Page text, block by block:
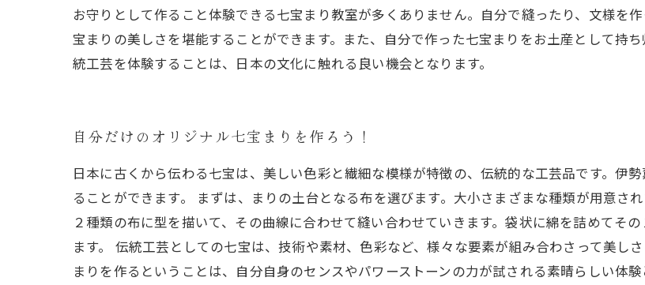
お守りとして作ること体験できる七宝まり教室が多くありません。自分で縫ったり、文様を
宝まりの美しさを堪能することができます。また、自分で作った七宝まりをお土産として持
統工芸を体験することは、日本の文化に触れる良い機会となります。
自分だけのオリジナル七宝まりを作ろう！
日本に古くから伝わる七宝は、美しい色彩と繊細な模様が特徴の、伝統的な工芸品です。伊
ることができます。 まずは、まりの土台となる布を選びます。大小さまざまな種類が用意さ
２種類の布に型を描いて、その曲線に合わせて縫い合わせていきます。袋状に綿を詰めてそ
ます。 伝統工芸としての七宝は、技術や素材、色彩など、様々な要素が組み合わさって美し
まりを作るということは、自分自身のセンスやパワーストーンの力が試される素晴らしい体